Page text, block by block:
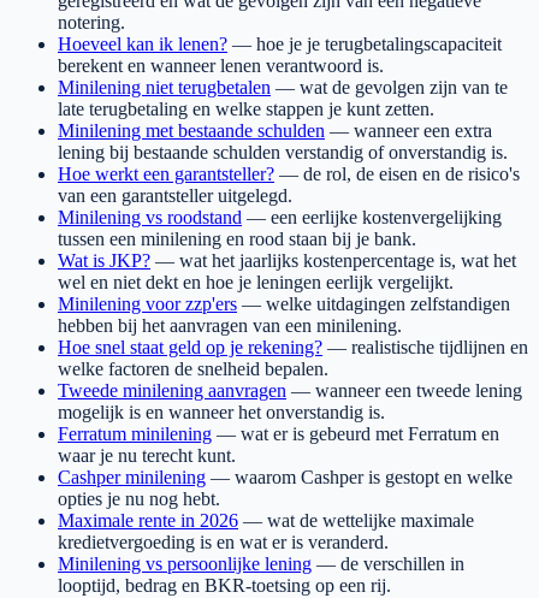
notering.
Hoeveel kan ik lenen? — hoe je je terugbetalingscapaciteit
berekent en wanneer lenen verantwoord is.
Minilening niet terugbetalen — wat de gevolgen zijn van te
late terugbetaling en welke stappen je kunt zetten.
Minilening met bestaande schulden — wanneer een extra
lening bij bestaande schulden verstandig of onverstandig is.
Hoe werkt een garantsteller? — de rol, de eisen en de risico's
van een garantsteller uitgelegd.
Minilening vs roodstand — een eerlijke kostenvergelijking
tussen een minilening en rood staan bij je bank.
Wat is JKP? — wat het jaarlijks kostenpercentage is, wat het
wel en niet dekt en hoe je leningen eerlijk vergelijkt.
Minilening voor zzp'ers — welke uitdagingen zelfstandigen
hebben bij het aanvragen van een minilening.
Hoe snel staat geld op je rekening? — realistische tijdlijnen en
welke factoren de snelheid bepalen.
Tweede minilening aanvragen — wanneer een tweede lening
mogelijk is en wanneer het onverstandig is.
Ferratum minilening — wat er is gebeurd met Ferratum en
waar je nu terecht kunt.
Cashper minilening — waarom Cashper is gestopt en welke
opties je nu nog hebt.
Maximale rente in 2026 — wat de wettelijke maximale
kredietvergoeding is en wat er is veranderd.
Minilening vs persoonlijke lening — de verschillen in
looptijd, bedrag en BKR-toetsing op een rij.